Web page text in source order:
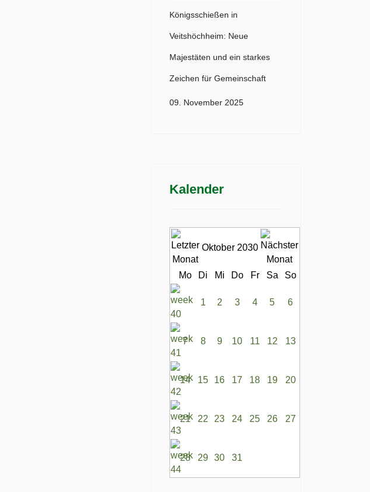
Königsschießen in
Veitshöchheim: Neue
Majestäten und ein starkes
Zeichen für Gemeinschaft
09. November 2025
Kalender
Oktober 2030
Mo Di Mi Do Fr Sa So
1 2 3 4 5 6
7 8 9 10 11 12 13
14 15 16 17 18 19 20
21 22 23 24 25 26 27
28 29 30 31